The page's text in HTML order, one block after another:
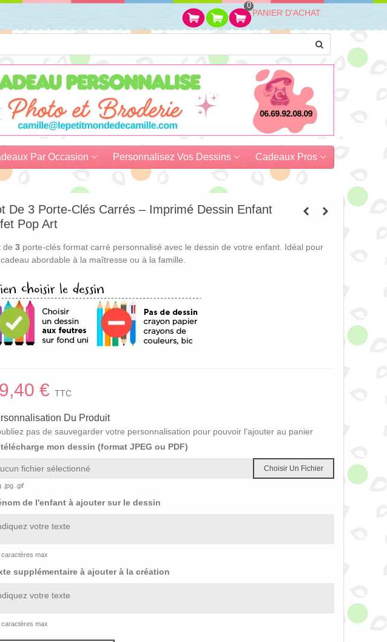
0
PANIER D'ACHAT
Par Occasion Personnalisez Vos Dessins Cadeaux Pros
De 3 Porte-Clés Carrés – Imprimé Dessin Enfant
Pop Art
de 3 porte-clés format carré personnalisé avec le dessin de votre enfant. Idéal pour
abordable à la maîtresse ou à la famille.
€ TTC
Du Produit
pas de sauvegarder votre personnalisation pour pouvoir l'ajouter au panier
mon dessin (format JPEG ou PDF)
fichier sélectionné Choisir Un Fichier
.jpg .gif
de l'enfant à ajouter sur le dessin
caractères max
supplémentaire à ajouter à la création
caractères max